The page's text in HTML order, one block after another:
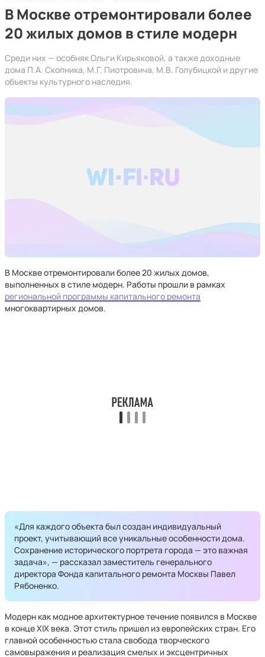
В Москве отремонтировали более
20 жилых домов в стиле модерн
Среди них — особняк Ольги Кирьяковой, а также доходные
дома П.А. Скопника, М.Г. Пиотровича, М.В. Голубицкой и другие
объекты культурного наследия.
В Москве отремонтировали более 20 жилых домов,
выполненных в стиле модерн. Работы прошли в рамках
региональной программы капитального ремонта
многоквартирных домов.
«Для каждого объекта был создан индивидуальный
проект, учитывающий все уникальные особенности дома.
Сохранение исторического портрета города — это важная
задача», — рассказал заместитель генерального
директора Фонда капитального ремонта Москвы Павел
Рябоненко.
Модерн как модное архитектурное течение появился в Москве
в конце XIX века. Этот стиль пришел из европейских стран. Его
главной особенностью стала свобода творческого
самовыражения и реализация смелых и эксцентричных